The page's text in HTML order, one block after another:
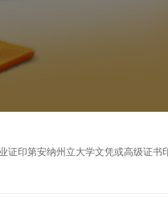
印第安纳州立大学文凭或高级证书